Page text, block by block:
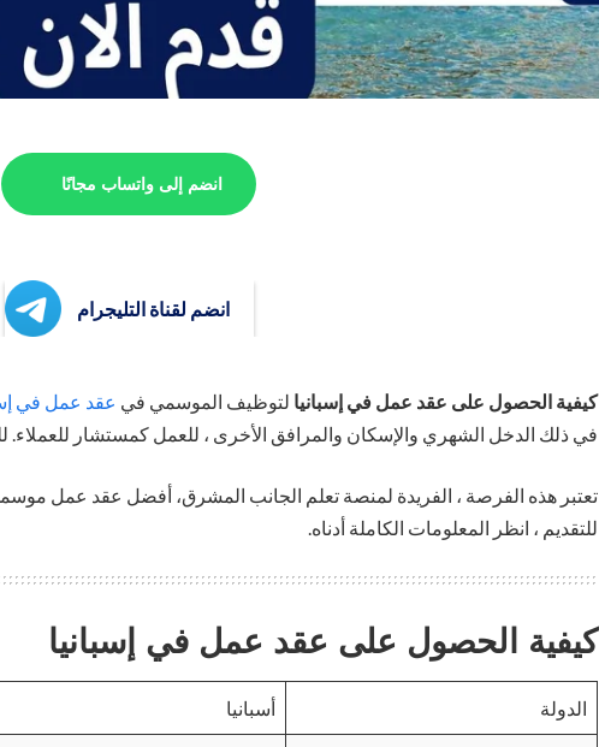
انضم إلى واتساب مجانًا
انضم لقناة التليجرام
كيفية الحصول على عقد عمل في إسبانيا لتوظيف الموسمي في عقد عمل في
في ذلك الدخل الشهري والإسكان والمرافق الأخرى ، للعمل كمستشار للعملاء.
للتقديم ، انظر المعلومات الكاملة أدناه.
كيفية الحصول على عقد عمل في إسبانيا
الدولة أسبانيا